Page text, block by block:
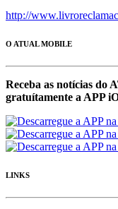
http://
O ATUAL MOBILE
Receba as notícias do
gratuítamente a APP
LINKS